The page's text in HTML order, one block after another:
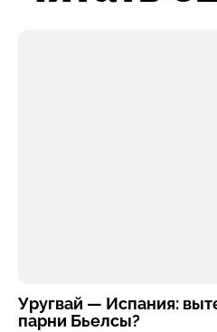
Уругвай — Испания:
парни Бьелсы?